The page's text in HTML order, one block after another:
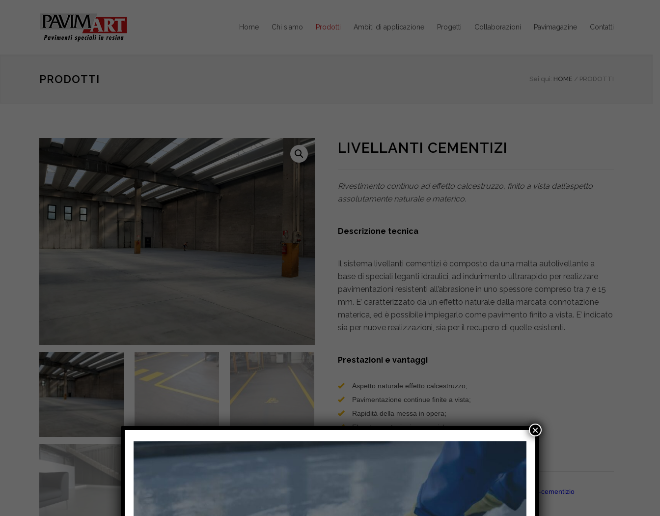
Home Chi siamo Prodotti Ambiti di applicazione Progetti Collaborazioni Pavimagazine Contatti
PRODOTTI Sei qui: HOME / PRODOTTI
LIVELLANTI CEMENTIZI
Rivestimento continuo ad effetto calcestruzzo, finito a vista dall’aspetto
assolutamente naturale e materico.
Descrizione tecnica
Il sistema livellanti cementizi è composto da una malta autolivellante a
base di speciali leganti idraulici, ad indurimento ultrarapido per realizzare
pavimentazioni resistenti all’abrasione in uno spessore compreso tra 7 e 15
mm. E’ caratterizzato da un effetto naturale dalla marcata connotazione
materica, ed è possibile impiegarlo come pavimento finito a vista. E’ indicato
sia per nuove realizzazioni, sia per il recupero di quelle esistenti.
Prestazioni e vantaggi
Aspetto naturale effetto calcestruzzo;
Pavimentazione continue finite a vista;
Rapidità della messa in opera;
Elevate prestazioni meccaniche;
Eccellente resistenza all’usura e all’abrasione;
Richiedi Informazioni
Pavimentazioni in resina industriali Tag: autolivellante-cementizio
×